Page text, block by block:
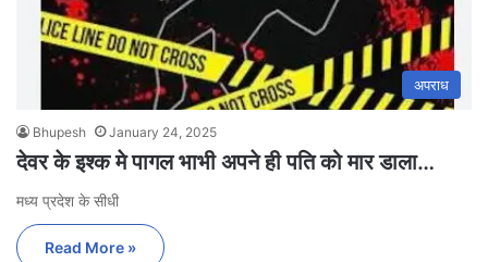
अपराध
Bhupesh January 24, 2025
देवर के इश्क मे पागल भाभी अपने ही पति को मार डाला…
मध्य प्रदेश के सीधी
Read More »